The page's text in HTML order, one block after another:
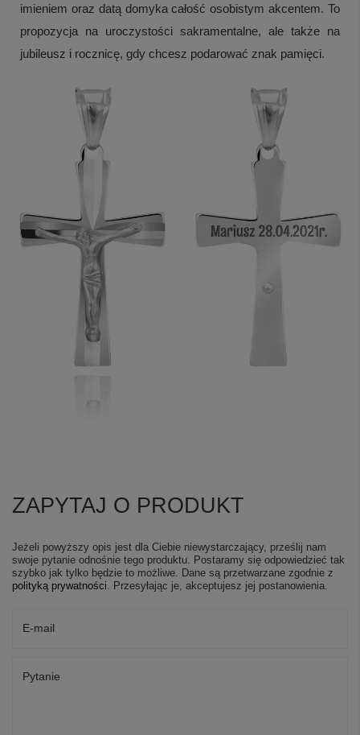
imieniem oraz datą domyka całość osobistym akcentem. To
propozycja na uroczystości sakramentalne, ale także na
jubileusz i rocznicę, gdy chcesz podarować znak pamięci.
ZAPYTAJ O PRODUKT
Jeżeli powyższy opis jest dla Ciebie niewystarczający, prześlij nam
swoje pytanie odnośnie tego produktu. Postaramy się odpowiedzieć tak
szybko jak tylko będzie to możliwe. Dane są przetwarzane zgodnie z
polityką prywatności. Przesyłając je, akceptujesz jej postanowienia.
E-mail
Pytanie